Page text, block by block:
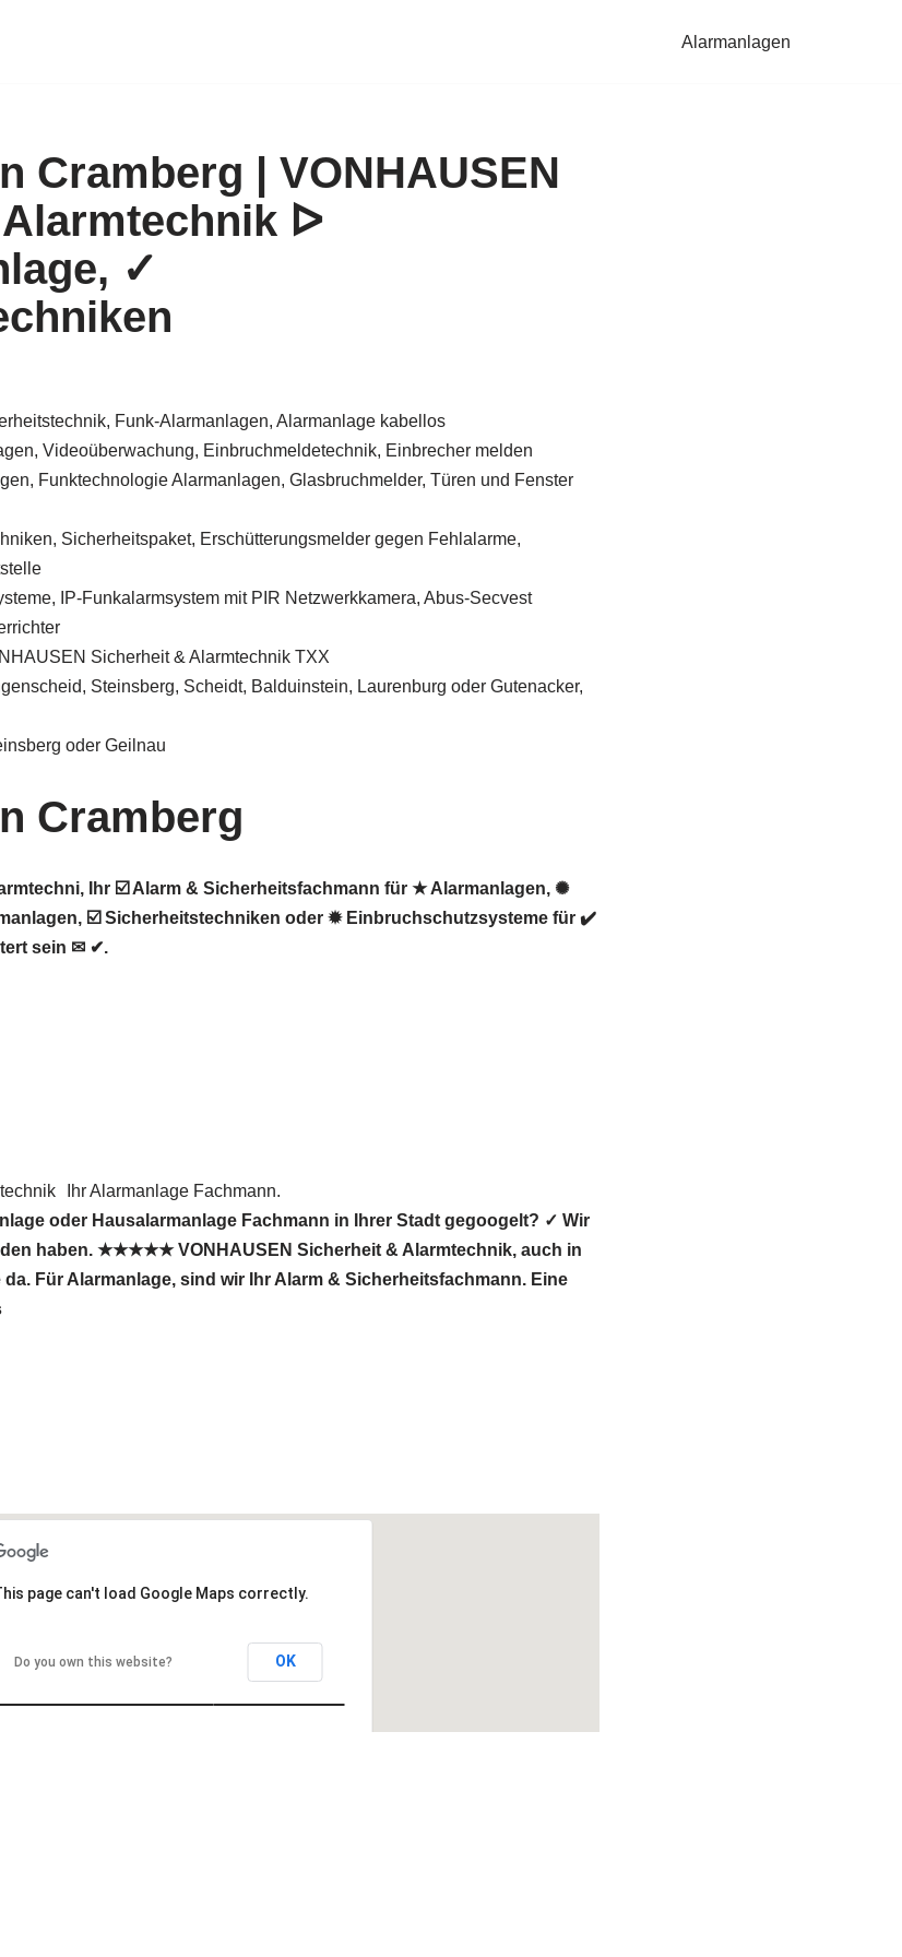
Alarmanlagen
Cramberg | VONHAUSEN
ᐅ
✓
Funk-Alarmanlagen, Alarmanlage kabellos
Videoüberwachung, Einbruchmeldetechnik, Einbrecher melden
Funktechnologie Alarmanlagen, Glasbruchmelder, Türen und Fenster
Sicherheitspaket, Erschütterungsmelder gegen Fehlalarme,
IP-Funkalarmsystem mit PIR Netzwerkkamera, Abus-Secvest
Sicherheit & Alarmtechnik TXX
Steinsberg, Scheidt, Balduinstein, Laurenburg oder Gutenacker,
oder Geilnau
Cramberg
Ihr ☑️ Alarm & Sicherheitsfachmann für ★ Alarmanlagen, ✺
☑️ Sicherheitstechniken oder ✹ Einbruchschutzsysteme für ✔️
sein ✉ ✔.
Ihr Alarmanlage Fachmann.
oder Hausalarmanlage Fachmann in Ihrer Stadt gegoogelt? ✓ Wir
haben. ★★★★★ VONHAUSEN Sicherheit & Alarmtechnik, auch in
Für Alarmanlage, sind wir Ihr Alarm & Sicherheitsfachmann. Eine
page can't load Google Maps correctly.
Do you own this website? OK